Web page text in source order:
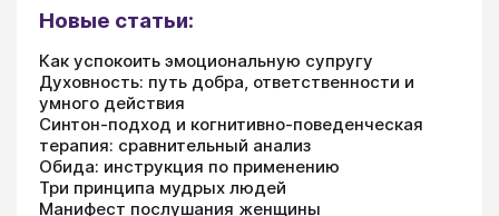
Новые статьи:
Как успокоить эмоциональную супругу
Духовность: путь добра, ответственности и
умного действия
Синтон-подход и когнитивно-поведенческая
терапия: сравнительный анализ
Обида: инструкция по применению
Три принципа мудрых людей
Манифест послушания женщины